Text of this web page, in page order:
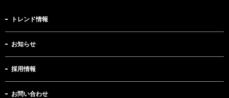
トレンド情報
お知らせ
採用情報
お問い合わせ